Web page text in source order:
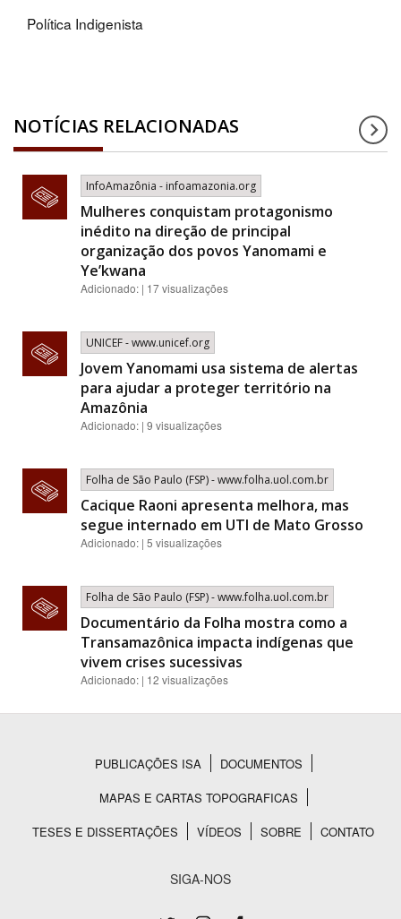
Política Indigenista
NOTÍCIAS RELACIONADAS
InfoAmazônia - infoamazonia.org
Mulheres conquistam protagonismo
inédito na direção de principal
organização dos povos Yanomami e
Ye’kwana
Adicionado: | 17 visualizações
UNICEF - www.unicef.org
Jovem Yanomami usa sistema de alertas
para ajudar a proteger território na
Amazônia
Adicionado: | 9 visualizações
Folha de São Paulo (FSP) - www.folha.uol.com.br
Cacique Raoni apresenta melhora, mas
segue internado em UTI de Mato Grosso
Adicionado: | 5 visualizações
Folha de São Paulo (FSP) - www.folha.uol.com.br
Documentário da Folha mostra como a
Transamazônica impacta indígenas que
vivem crises sucessivas
Adicionado: | 12 visualizações
Rodapé
PUBLICAÇÕES ISA
DOCUMENTOS
MAPAS E CARTAS TOPOGRAFICAS
TESES E DISSERTAÇÕES
VÍDEOS SOBRE CONTATO
SIGA-NOS